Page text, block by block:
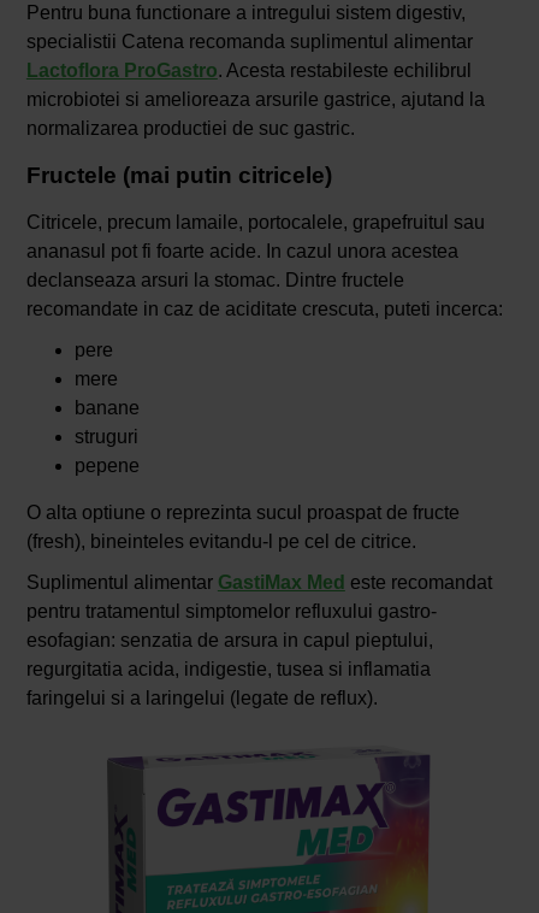
Pentru buna functionare a intregului sistem digestiv,
specialistii Catena recomanda suplimentul alimentar
Lactoflora ProGastro. Acesta restabileste echilibrul
microbiotei si amelioreaza arsurile gastrice, ajutand la
normalizarea productiei de suc gastric.
Fructele (mai putin citricele)
Citricele, precum lamaile, portocalele, grapefruitul sau
ananasul pot fi foarte acide. In cazul unora acestea
declanseaza arsuri la stomac. Dintre fructele
recomandate in caz de aciditate crescuta, puteti incerca:
pere
mere
banane
struguri
pepene
O alta optiune o reprezinta sucul proaspat de fructe
(fresh), bineinteles evitandu-l pe cel de citrice.
Suplimentul alimentar GastiMax Med este recomandat
pentru tratamentul simptomelor refluxului gastro-
esofagian: senzatia de arsura in capul pieptului,
regurgitatia acida, indigestie, tusea si inflamatia
faringelui si a laringelui (legate de reflux).